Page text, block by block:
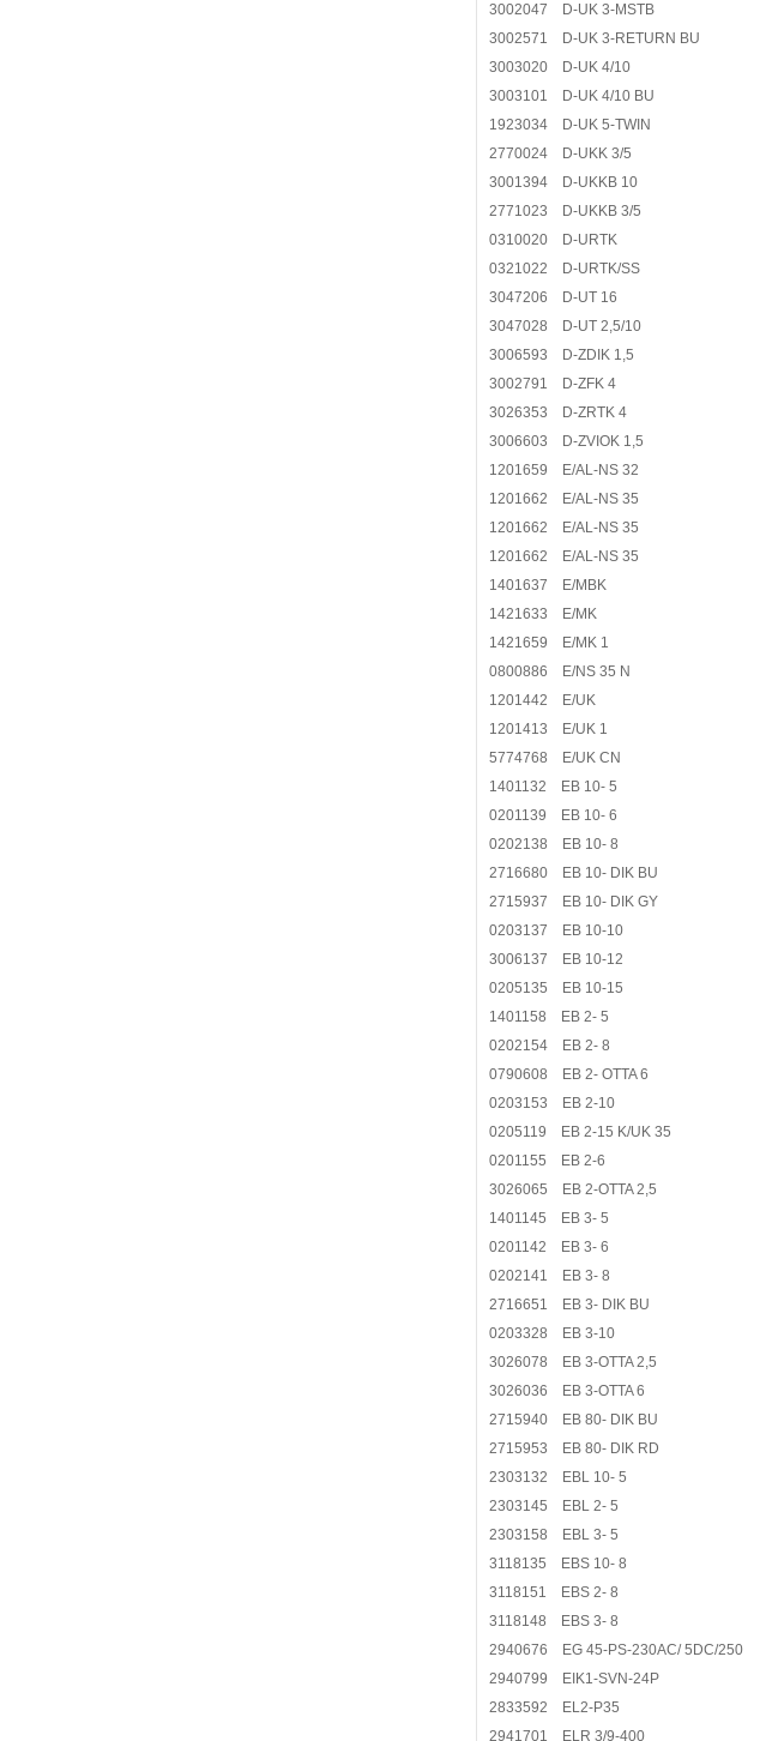
3002047 D-UK 3-MSTB
3002571 D-UK 3-RETURN BU
3003020 D-UK 4/10
3003101 D-UK 4/10 BU
1923034 D-UK 5-TWIN
2770024 D-UKK 3/5
3001394 D-UKKB 10
2771023 D-UKKB 3/5
0310020 D-URTK
0321022 D-URTK/SS
3047206 D-UT 16
3047028 D-UT 2,5/10
3006593 D-ZDIK 1,5
3002791 D-ZFK 4
3026353 D-ZRTK 4
3006603 D-ZVIOK 1,5
1201659 E/AL-NS 32
1201662 E/AL-NS 35
1201662 E/AL-NS 35
1201662 E/AL-NS 35
1401637 E/MBK
1421633 E/MK
1421659 E/MK 1
0800886 E/NS 35 N
1201442 E/UK
1201413 E/UK 1
5774768 E/UK CN
1401132 EB 10- 5
0201139 EB 10- 6
0202138 EB 10- 8
2716680 EB 10- DIK BU
2715937 EB 10- DIK GY
0203137 EB 10-10
3006137 EB 10-12
0205135 EB 10-15
1401158 EB 2- 5
0202154 EB 2- 8
0790608 EB 2- OTTA 6
0203153 EB 2-10
0205119 EB 2-15 K/UK 35
0201155 EB 2-6
3026065 EB 2-OTTA 2,5
1401145 EB 3- 5
0201142 EB 3- 6
0202141 EB 3- 8
2716651 EB 3- DIK BU
0203328 EB 3-10
3026078 EB 3-OTTA 2,5
3026036 EB 3-OTTA 6
2715940 EB 80- DIK BU
2715953 EB 80- DIK RD
2303132 EBL 10- 5
2303145 EBL 2- 5
2303158 EBL 3- 5
3118135 EBS 10- 8
3118151 EBS 2- 8
3118148 EBS 3- 8
2940676 EG 45-PS-230AC/ 5DC/250
2940799 EIK1-SVN-24P
2833592 EL2-P35
2941701 ELR 3/9-400